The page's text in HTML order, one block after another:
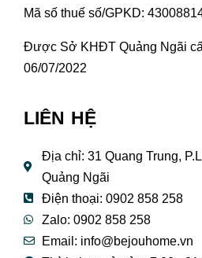
Mã số thuế số/GPKD:
Được Sở KHĐT Quảng Ngãi
06/07/2022
LIÊN HỆ
Địa chỉ: 31 Quang Trung,
Quảng Ngãi
Điện thoại: 0902 858 258
Zalo: 0902 858 258
Email: info@bejouhome.vn